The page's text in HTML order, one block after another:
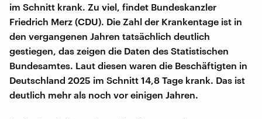
im Schnitt krank. Zu viel, findet Bundeskanzler
Friedrich Merz (CDU). Die Zahl der Krankentage ist in
den vergangenen Jahren tatsächlich deutlich
gestiegen, das zeigen die Daten des Statistischen
Bundesamtes. Laut diesen waren die Beschäftigten in
Deutschland 2025 im Schnitt 14,8 Tage krank. Das ist
deutlich mehr als noch vor einigen Jahren.